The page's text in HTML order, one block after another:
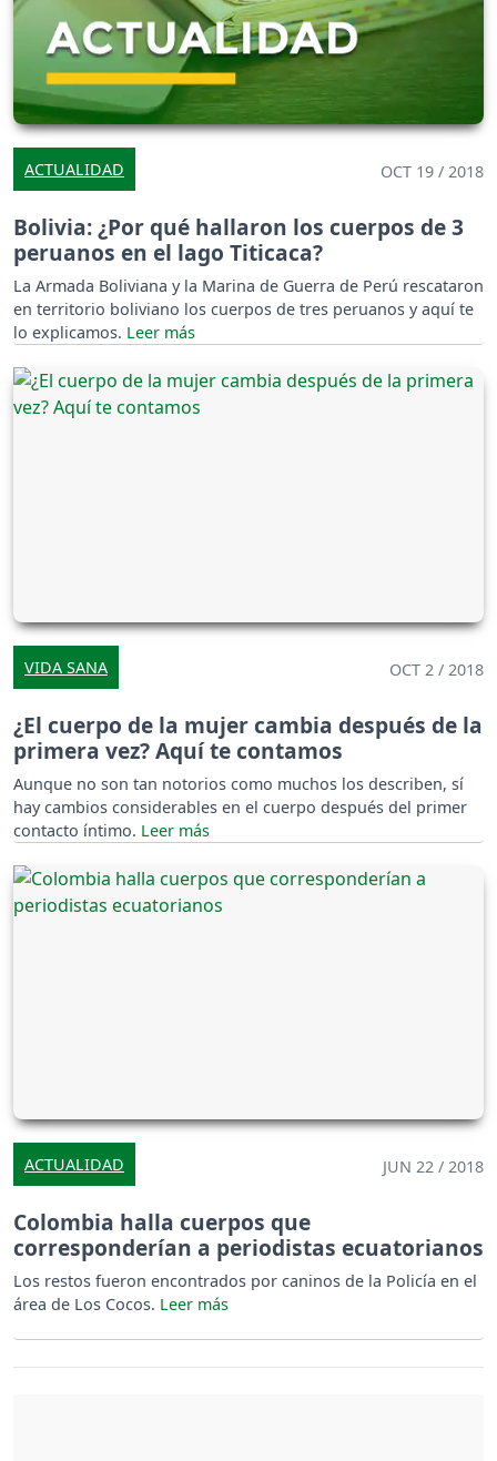
ACTUALIDAD OCT 19 / 2018
Bolivia: ¿Por qué hallaron los cuerpos de 3
peruanos en el lago Titicaca?
La Armada Boliviana y la Marina de Guerra de Perú rescataron
en territorio boliviano los cuerpos de tres peruanos y aquí te
lo explicamos.
VIDA SANA OCT 2 / 2018
¿El cuerpo de la mujer cambia después de la
primera vez? Aquí te contamos
Aunque no son tan notorios como muchos los describen, sí
hay cambios considerables en el cuerpo después del primer
contacto íntimo.
ACTUALIDAD JUN 22 / 2018
Colombia halla cuerpos que
corresponderían a periodistas ecuatorianos
Los restos fueron encontrados por caninos de la Policía en el
área de Los Cocos.